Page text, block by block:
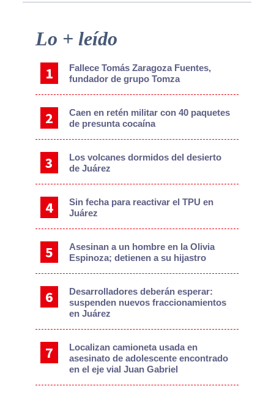
Primary
Lo + leído
Fallece Tomás Zaragoza Fuentes,
fundador de grupo Tomza
Caen en retén militar con 40 paquetes
de presunta cocaína
Los volcanes dormidos del desierto
de Juárez
Sin fecha para reactivar el TPU en
Juárez
Asesinan a un hombre en la Olivia
Espinoza; detienen a su hijastro
Desarrolladores deberán esperar:
suspenden nuevos fraccionamientos
en Juárez
Localizan camioneta usada en
asesinato de adolescente encontrado
en el eje vial Juan Gabriel